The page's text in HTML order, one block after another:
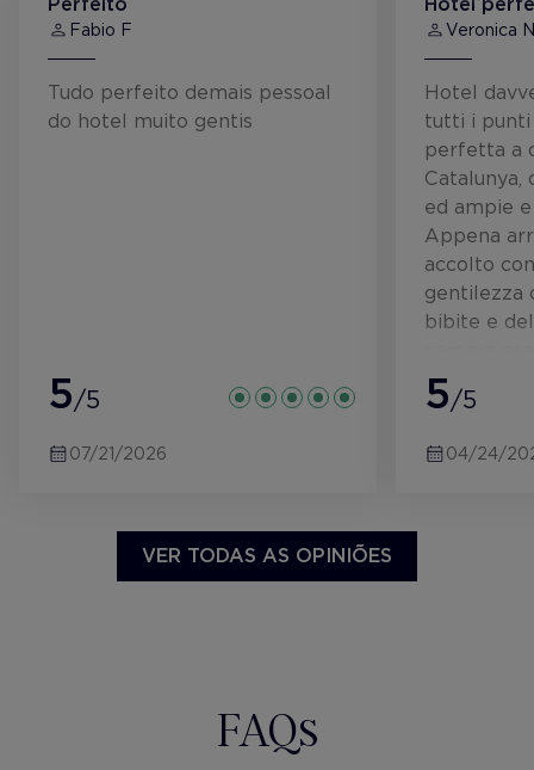
Fabio F
Tudo perfeito demais pessoal
do hotel muito gentis
5/5
07/21/2026
Veronica N
Hotel
tutti i punti
perfetta a
ed ampie
Appena
accolto
gentilezza
bibite e
family
Sant jordi
5/5
04/24/
VER TODAS AS OPINIÕES
FAQs